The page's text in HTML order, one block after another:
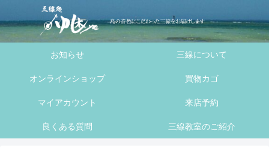
ス
キ
お知らせ 三線について
オンラインショップ 買物カゴ
マイアカウント 来店予約
良くある質問 三線教室のご紹介